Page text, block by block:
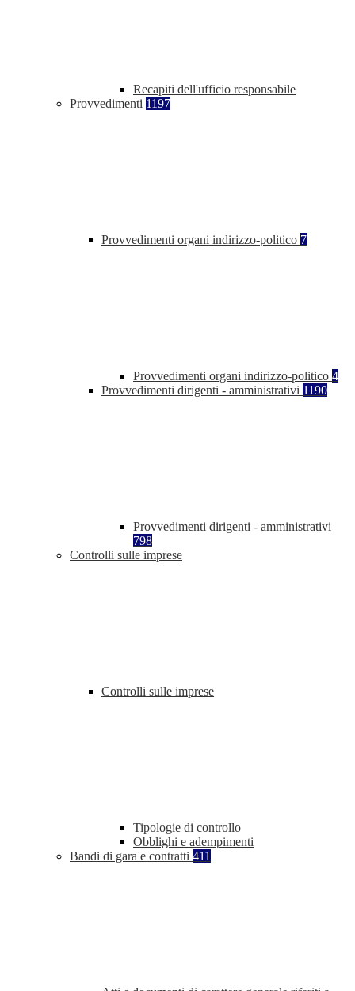
Recapiti dell'ufficio responsabile
Provvedimenti 1197
Provvedimenti organi indirizzo-politico 7
Provvedimenti organi indirizzo-politico 4
Provvedimenti dirigenti - amministrativi 1190
Provvedimenti dirigenti - amministrativi
798
Controlli sulle imprese
Controlli sulle imprese
Tipologie di controllo
Obblighi e adempimenti
Bandi di gara e contratti 411